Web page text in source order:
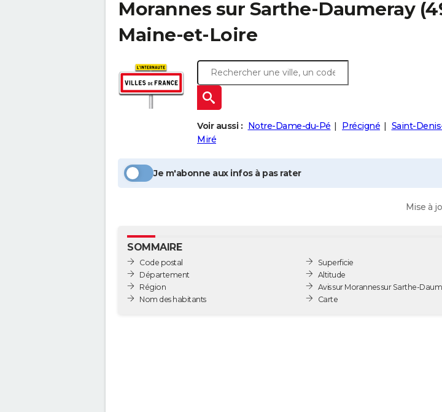
Morannes sur Sarthe-Daumeray
Maine-et-Loire
Voir aussi : Notre-Dame-du-Pé Précigné
Saint-
Miré
Je m'abonne aux infos à pas rater
Mise à
SOMMAIRE
Code postal
Département
Région
Nom des habitants
Superficie
Altitude
Avis sur Morannes sur Sarthe-
Carte